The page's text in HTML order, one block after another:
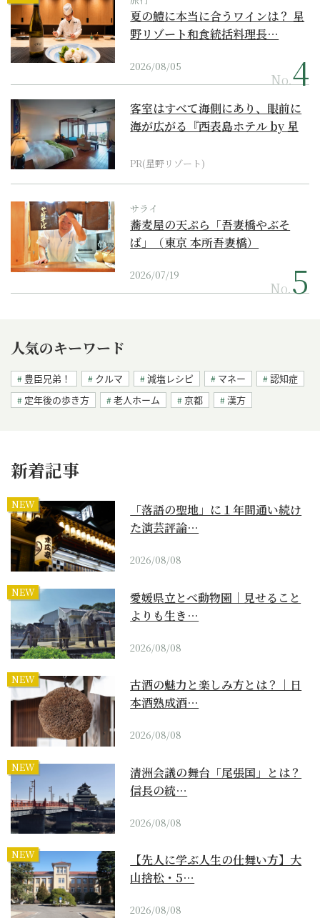
夏の鱧に本当に合うワインは？ 星
野リゾート和食統括料理長…
2026/08/05
No.
客室はすべて海側にあり、眼前に
海が広がる『西表島ホテル by 星
PR(星野リゾート)
サライ
蕎麦屋の天ぷら「吾妻橋やぶそ
ば」（東京 本所吾妻橋）
2026/07/19
No.
人気のキーワード
豊臣兄弟！ クルマ 減塩レシピ マネー
認知症
定年後の歩き方
老人ホーム 京都 漢方
新着記事
NEW
「落語の聖地」に１年間通い続け
た演芸評論…
2026/08/08
NEW
愛媛県立とべ動物園｜見せること
よりも生き…
2026/08/08
NEW
古酒の魅力と楽しみ方とは？｜日
本酒熟成酒…
2026/08/08
NEW
清洲会議の舞台「尾張国」とは？
信長の統…
2026/08/08
NEW
【先人に学ぶ人生の仕舞い方】大
山捨松・5…
2026/08/08